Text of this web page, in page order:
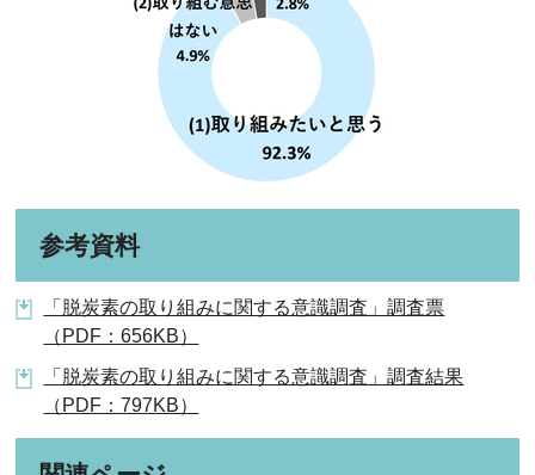
参考資料
「脱炭素の取り組みに関する意識調査」調査票
（PDF：656KB）
「脱炭素の取り組みに関する意識調査」調査結果
（PDF：797KB）